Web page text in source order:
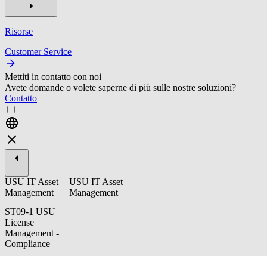
Risorse
Customer Service
Mettiti in contatto con noi
Avete domande o volete saperne di più sulle nostre soluzioni?
Contatto
USU IT Asset
Management
ST09-1 USU
License
Management -
Compliance
USU IT Asset
Management